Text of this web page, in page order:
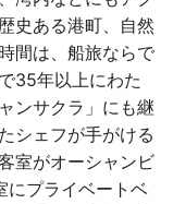
史ある港町、自然
間は、船旅ならで
35年以上にわた
ンサクラ」にも継
シェフが手がける
室がオーシャンビ
にプライベートベ